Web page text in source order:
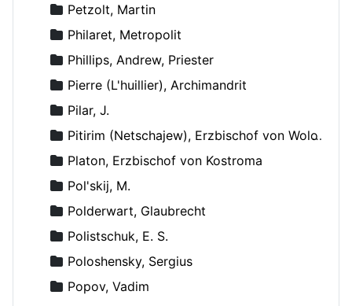
Petzolt, Martin
Philaret, Metropolit
Phillips, Andrew, Priester
Pierre (L'huillier), Archimandrit
Pilar, J.
Pitirim (Netschajew), Erzbischof von Wolokolamsk und Jurjew
Platon, Erzbischof von Kostroma
Pol'skij, M.
Polderwart, Glaubrecht
Polistschuk, E. S.
Poloshensky, Sergius
Popov, Vadim